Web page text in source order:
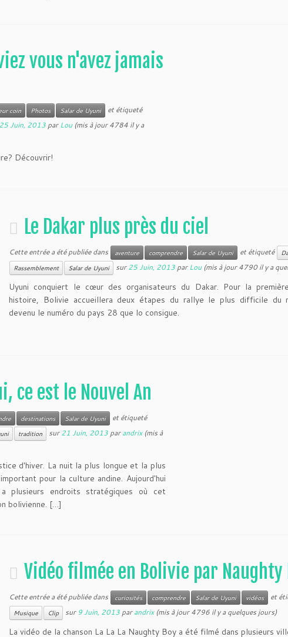
vous n'avez jamais
coin Photos Salar de Uyuni et étiqueté
25 Juin, 2013 parLou(mis à jour 4784 il y a
Découvrir!
Le Dakar plus près du ciel
Cette entrée a été publiée dans aventure comprendre Salar de Uyuni et étiqueté
Rassemblement
Salar de Uyuni sur25 Juin, 2013 parLou(mis à jour 4790 il y a
Uyuni conquiert le cœur des organisateurs du Dakar. Pour la
histoire, Bolivie accueillera deux étapes du rallye le plus difficile du
devenu le numéro du pays 28 que lo consigue.
ce est le Nouvel An
destinations Salar de Uyuni et étiqueté
tradition sur21 Juin, 2013 parandrix(mis à
d'hiver. La nuit la plus longue et la plus
pour la culture andine. Aujourd'hui
endroits stratégiques où cet
bolivienne. […]
Vidéo filmée en Bolivie par Naughty
Cette entrée a été publiée dans curiosités comprendre Salar de Uyuni vidéos et
Musique Clip sur9 Juin, 2013 parandrix(mis à jour 4796 il y a quelques jours)
La vidéo de la chanson La La La Naughty Boy a été filmé dans plusieurs